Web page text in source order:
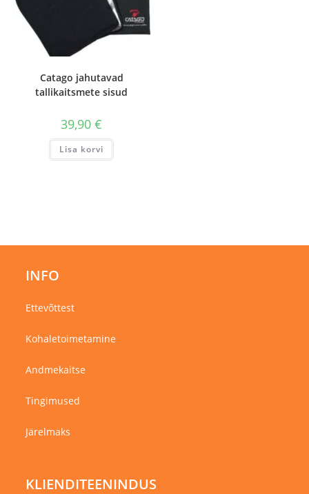
Catago jahutavad
tallikaitsmete sisud
39,90€
Lisa korvi
INFO
Ettevõttest
Kohaletoimetamine
Andmekaitse
Tingimused
Järelmaks
KLIENDITEENINDUS